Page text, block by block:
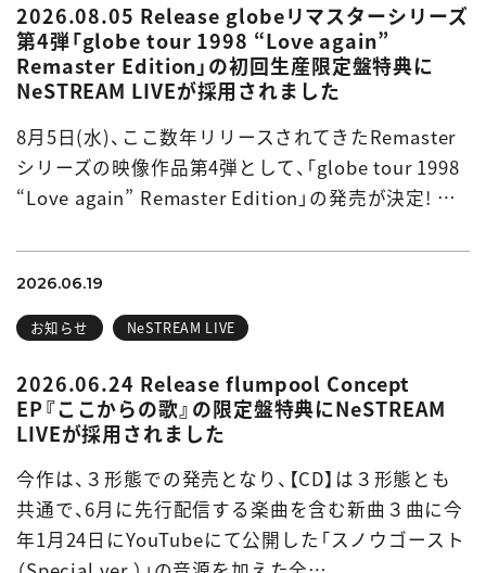
2026.08.05 Release globeリマスターシリーズ
第4弾「globe tour 1998 “Love again”
Remaster Edition」の初回生産限定盤特典に
NeSTREAM LIVEが採用されました
8月5日(水)、ここ数年リリースされてきたRemaster
シリーズの映像作品第4弾として、「globe tour 1998
“Love again” Remaster Edition」の発売が決定! …
2026.06.19
お知らせ NeSTREAM LIVE
2026.06.24 Release flumpool Concept
EP『ここからの歌』の限定盤特典にNeSTREAM
LIVEが採用されました
今作は、３形態での発売となり、【CD】は３形態とも
共通で、6月に先行配信する楽曲を含む新曲３曲に今
年1月24日にYouTubeにて公開した「スノウゴースト